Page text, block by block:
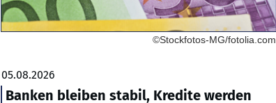
©Stockfotos-MG/fotolia.com
05.08.2026
Banken bleiben stabil, Kredite werden